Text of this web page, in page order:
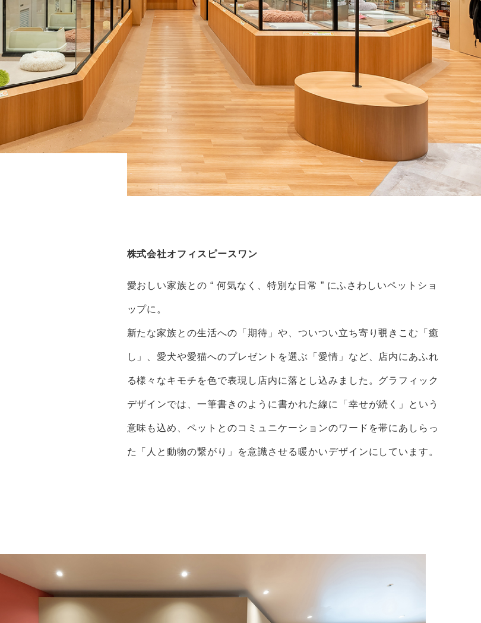
株式会社オフィスピースワン
愛おしい家族との “ 何気なく、特別な日常 ” にふさわしいペットショ
ップに。
新たな家族との生活への「期待」や、ついつい立ち寄り覗きこむ「癒
し」、愛犬や愛猫へのプレゼントを選ぶ「愛情」など、店内にあふれ
る様々なキモチを色で表現し店内に落とし込みました。グラフィック
デザインでは、一筆書きのように書かれた線に「幸せが続く」という
意味も込め、ペットとのコミュニケーションのワードを帯にあしらっ
た「人と動物の繋がり」を意識させる暖かいデザインにしています。